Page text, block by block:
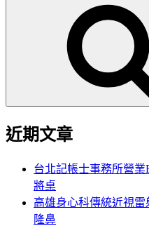
近期文章
台北記帳士事務所營業
將桌
高雄身心科傳統近視
隆鼻